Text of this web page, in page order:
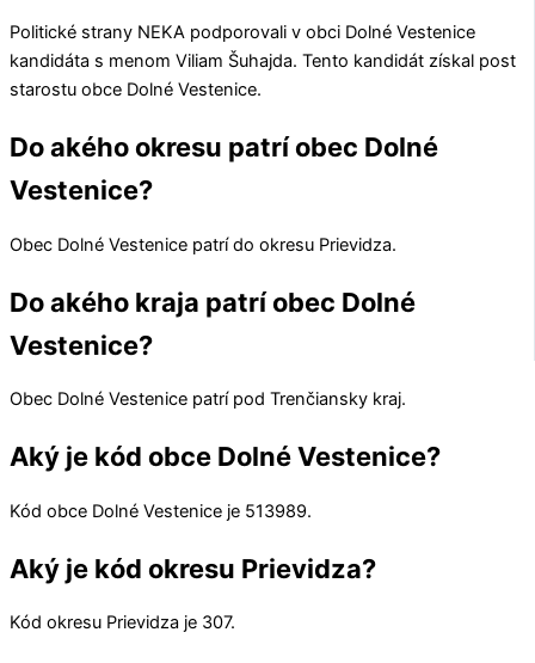
Politické strany NEKA podporovali v obci Dolné Vestenice
kandidáta s menom Viliam Šuhajda. Tento kandidát získal post
starostu obce Dolné Vestenice.
Do akého okresu patrí obec Dolné
Vestenice?
Obec Dolné Vestenice patrí do okresu Prievidza.
Do akého kraja patrí obec Dolné
Vestenice?
Obec Dolné Vestenice patrí pod Trenčiansky kraj.
Aký je kód obce Dolné Vestenice?
Kód obce Dolné Vestenice je 513989.
Aký je kód okresu Prievidza?
Kód okresu Prievidza je 307.